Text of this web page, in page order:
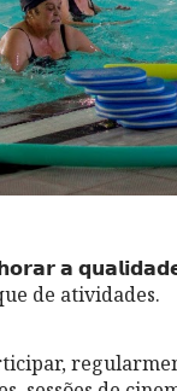
𝗮
de atividades.